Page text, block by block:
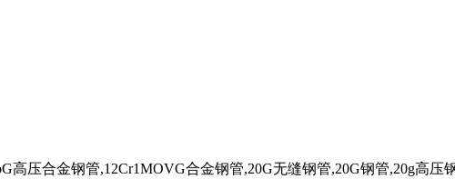
高压合金钢管,12Cr1MOVG合金钢管,20G无缝钢管,20G钢管,20g高压